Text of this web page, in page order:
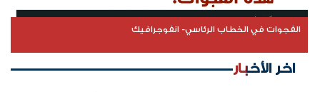
الفجوات في الخطاب الرئاسي- انفوجرافيك
اخر الأخبار